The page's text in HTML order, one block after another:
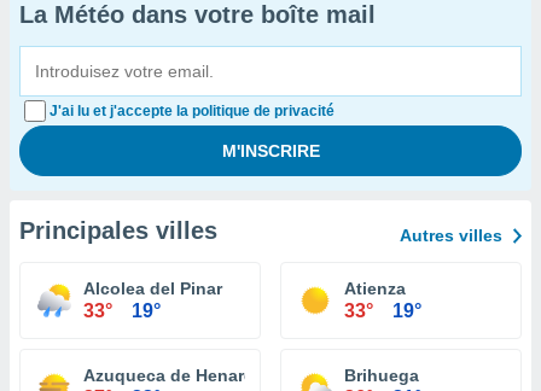
La Météo dans votre boîte mail
J'ai lu et j'accepte la politique de privacité
Principales villes Autres villes
Alcolea del Pinar
33° 19°
Atienza
33° 19°
Azuqueca de Henares Brihuega